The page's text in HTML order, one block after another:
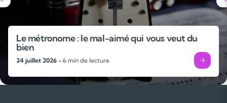
Le métronome : le mal-aimé qui vous veut du
bien
24 juillet 2026 - 6 min de lecture